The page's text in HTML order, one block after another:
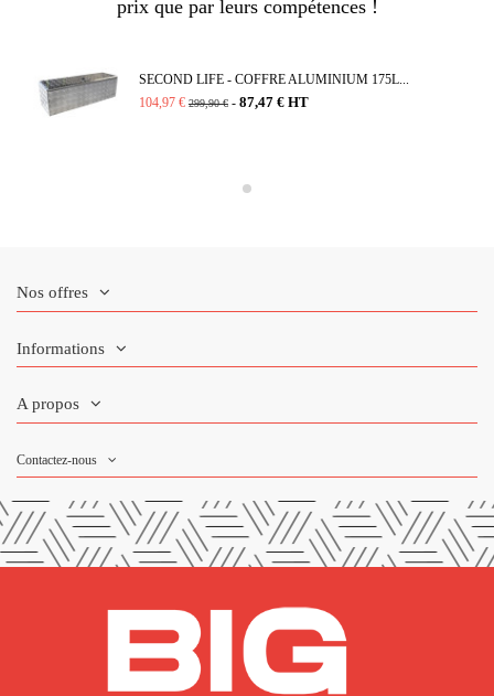
prix que par leurs compétences !
SECOND LIFE - COFFRE ALUMINIUM 175L...
104,97 € 299,90 € - 87,47 € HT
Nos offres
Informations
A propos
Contactez-nous